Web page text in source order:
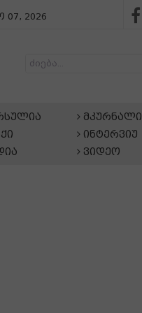
07, 2026
მკურნალი
ინტერვიუ
ვიდეო